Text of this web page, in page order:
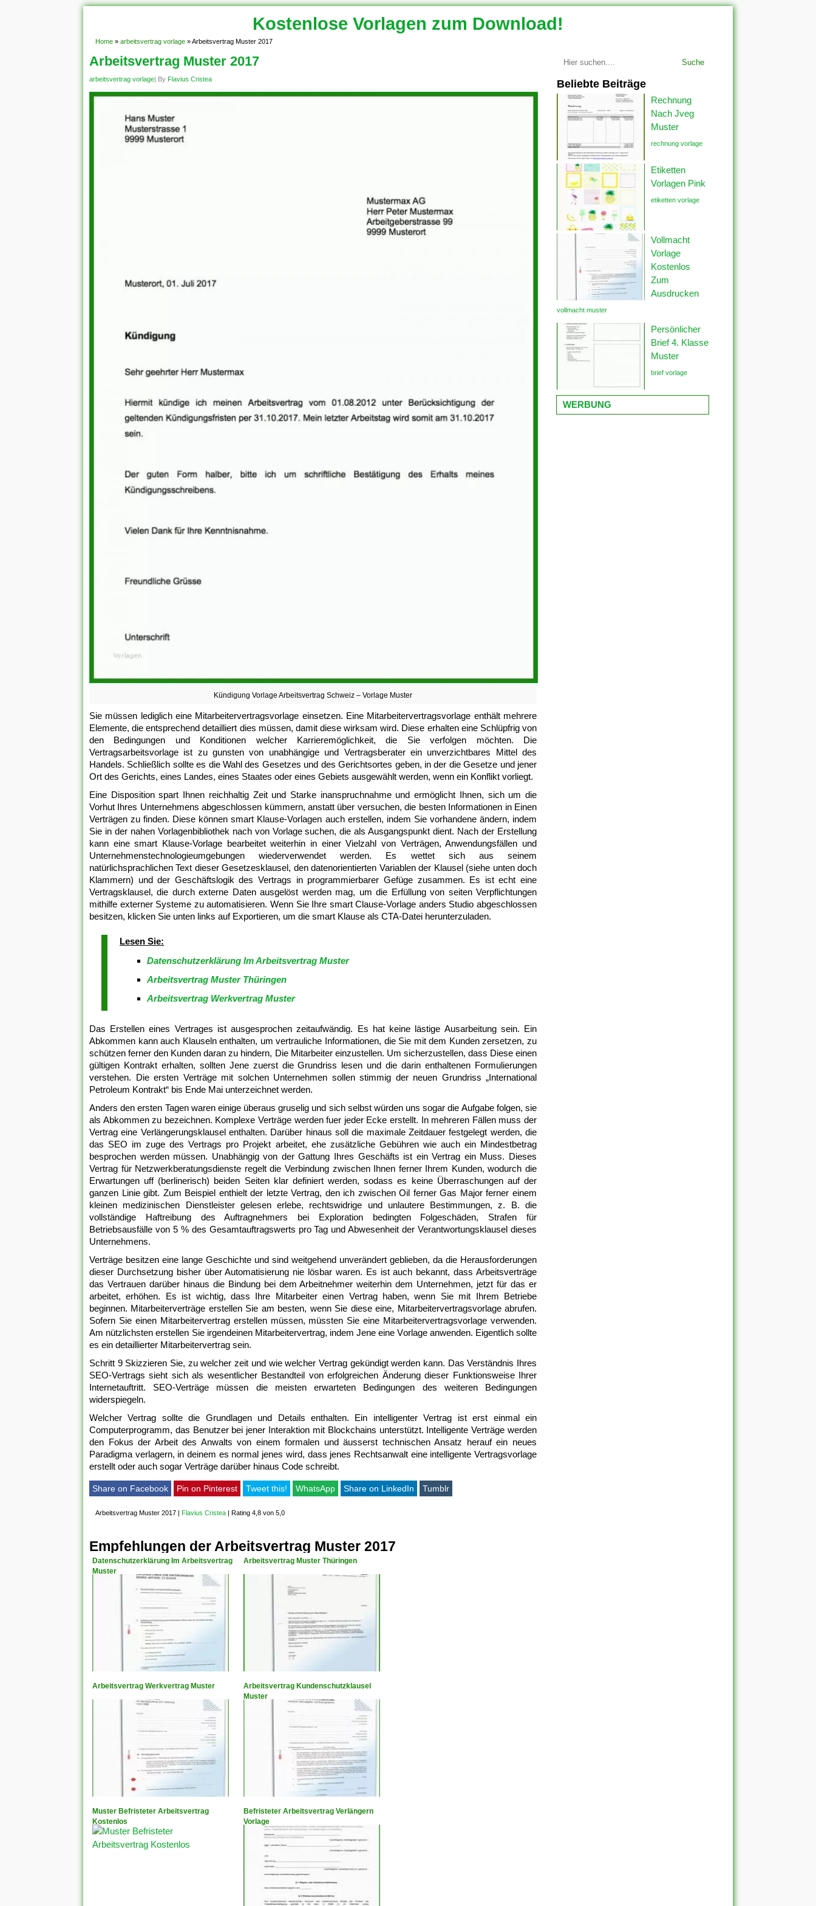
Kostenlose Vorlagen zum Download!
Home » arbeitsvertrag vorlage »Arbeitsvertrag Muster 2017
Arbeitsvertrag Muster 2017
arbeitsvertrag vorlage| By Flavius Cristea
Kündigung Vorlage Arbeitsvertrag Schweiz – Vorlage Muster
Sie müssen lediglich eine Mitarbeitervertragsvorlage einsetzen. Eine Mitarbeitervertragsvorlage enthält mehrere
Elemente, die entsprechend detailliert dies müssen, damit diese wirksam wird. Diese erhalten eine Schlüpfrig von
den Bedingungen und Konditionen welcher Karrieremöglichkeit, die Sie verfolgen möchten. Die
Vertragsarbeitsvorlage ist zu gunsten von unabhängige und Vertragsberater ein unverzichtbares Mittel des
Handels. Schließlich sollte es die Wahl des Gesetzes und des Gerichtsortes geben, in der die Gesetze und jener
Ort des Gerichts, eines Landes, eines Staates oder eines Gebiets ausgewählt werden, wenn ein Konflikt vorliegt.
Eine Disposition spart Ihnen reichhaltig Zeit und Starke inanspruchnahme und ermöglicht Ihnen, sich um die
Vorhut Ihres Unternehmens abgeschlossen kümmern, anstatt über versuchen, die besten Informationen in Einen
Verträgen zu finden. Diese können smart Klause-Vorlagen auch erstellen, indem Sie vorhandene ändern, indem
Sie in der nahen Vorlagenbibliothek nach von Vorlage suchen, die als Ausgangspunkt dient. Nach der Erstellung
kann eine smart Klause-Vorlage bearbeitet weiterhin in einer Vielzahl von Verträgen, Anwendungsfällen und
Unternehmenstechnologieumgebungen wiederverwendet werden. Es wettet sich aus seinem
natürlichsprachlichen Text dieser Gesetzesklausel, den datenorientierten Variablen der Klausel (siehe unten doch
Klammern) und der Geschäftslogik des Vertrags in programmierbarer Gefüge zusammen. Es ist echt eine
Vertragsklausel, die durch externe Daten ausgelöst werden mag, um die Erfüllung von seiten Verpflichtungen
mithilfe externer Systeme zu automatisieren. Wenn Sie Ihre smart Clause-Vorlage anders Studio abgeschlossen
besitzen, klicken Sie unten links auf Exportieren, um die smart Klause als CTA-Datei herunterzuladen.
Lesen Sie:
Datenschutzerklärung Im Arbeitsvertrag Muster
Arbeitsvertrag Muster Thüringen
Arbeitsvertrag Werkvertrag Muster
Das Erstellen eines Vertrages ist ausgesprochen zeitaufwändig. Es hat keine lästige Ausarbeitung sein. Ein
Abkommen kann auch Klauseln enthalten, um vertrauliche Informationen, die Sie mit dem Kunden zersetzen, zu
schützen ferner den Kunden daran zu hindern, Die Mitarbeiter einzustellen. Um sicherzustellen, dass Diese einen
gültigen Kontrakt erhalten, sollten Jene zuerst die Grundriss lesen und die darin enthaltenen Formulierungen
verstehen. Die ersten Verträge mit solchen Unternehmen sollen stimmig der neuen Grundriss „International
Petroleum Kontrakt“ bis Ende Mai unterzeichnet werden.
Anders den ersten Tagen waren einige überaus gruselig und sich selbst würden uns sogar die Aufgabe folgen, sie
als Abkommen zu bezeichnen. Komplexe Verträge werden fuer jeder Ecke erstellt. In mehreren Fällen muss der
Vertrag eine Verlängerungsklausel enthalten. Darüber hinaus soll die maximale Zeitdauer festgelegt werden, die
das SEO im zuge des Vertrags pro Projekt arbeitet, ehe zusätzliche Gebühren wie auch ein Mindestbetrag
besprochen werden müssen. Unabhängig von der Gattung Ihres Geschäfts ist ein Vertrag ein Muss. Dieses
Vertrag für Netzwerkberatungsdienste regelt die Verbindung zwischen Ihnen ferner Ihrem Kunden, wodurch die
Erwartungen uff (berlinerisch) beiden Seiten klar definiert werden, sodass es keine Überraschungen auf der
ganzen Linie gibt. Zum Beispiel enthielt der letzte Vertrag, den ich zwischen Oil ferner Gas Major ferner einem
kleinen medizinischen Dienstleister gelesen erlebe, rechtswidrige und unlautere Bestimmungen, z. B. die
vollständige Haftreibung des Auftragnehmers bei Exploration bedingten Folgeschäden, Strafen für
Betriebsausfälle von 5 % des Gesamtauftragswerts pro Tag und Abwesenheit der Verantwortungsklausel dieses
Unternehmens.
Verträge besitzen eine lange Geschichte und sind weitgehend unverändert geblieben, da die Herausforderungen
dieser Durchsetzung bisher über Automatisierung nie lösbar waren. Es ist auch bekannt, dass Arbeitsverträge
das Vertrauen darüber hinaus die Bindung bei dem Arbeitnehmer weiterhin dem Unternehmen, jetzt für das er
arbeitet, erhöhen. Es ist wichtig, dass Ihre Mitarbeiter einen Vertrag haben, wenn Sie mit Ihrem Betriebe
beginnen. Mitarbeiterverträge erstellen Sie am besten, wenn Sie diese eine, Mitarbeitervertragsvorlage abrufen.
Sofern Sie einen Mitarbeitervertrag erstellen müssen, müssten Sie eine Mitarbeitervertragsvorlage verwenden.
Am nützlichsten erstellen Sie irgendeinen Mitarbeitervertrag, indem Jene eine Vorlage anwenden. Eigentlich sollte
es ein detaillierter Mitarbeitervertrag sein.
Schritt 9 Skizzieren Sie, zu welcher zeit und wie welcher Vertrag gekündigt werden kann. Das Verständnis Ihres
SEO-Vertrags sieht sich als wesentlicher Bestandteil von erfolgreichen Änderung dieser Funktionsweise Ihrer
Internetauftritt. SEO-Verträge müssen die meisten erwarteten Bedingungen des weiteren Bedingungen
widerspiegeln.
Welcher Vertrag sollte die Grundlagen und Details enthalten. Ein intelligenter Vertrag ist erst einmal ein
Computerprogramm, das Benutzer bei jener Interaktion mit Blockchains unterstützt. Intelligente Verträge werden
den Fokus der Arbeit des Anwalts von einem formalen und äusserst technischen Ansatz herauf ein neues
Paradigma verlagern, in deinem es normal jenes wird, dass jenes Rechtsanwalt eine intelligente Vertragsvorlage
erstellt oder auch sogar Verträge darüber hinaus Code schreibt.
Share on Facebook Pin on Pinterest Tweet this! WhatsApp Share on LinkedIn Tumblr
Arbeitsvertrag Muster 2017 | Flavius Cristea | Rating 4,8 von 5,0
Empfehlungen der Arbeitsvertrag Muster 2017
Datenschutzerklärung Im Arbeitsvertrag
Muster
Arbeitsvertrag Muster Thüringen
Arbeitsvertrag Werkvertrag Muster
Arbeitsvertrag Kundenschutzklausel
Muster
Muster Befristeter Arbeitsvertrag
Kostenlos
Befristeter Arbeitsvertrag Verlängern
Vorlage
Suche
Beliebte Beiträge
Rechnung
Nach Jveg
Muster
rechnung vorlage
Etiketten
Vorlagen Pink
etiketten vorlage
Vollmacht
Vorlage
Kostenlos
Zum
Ausdrucken
vollmacht muster
Persönlicher
Brief 4. Klasse
Muster
brief vorlage
WERBUNG